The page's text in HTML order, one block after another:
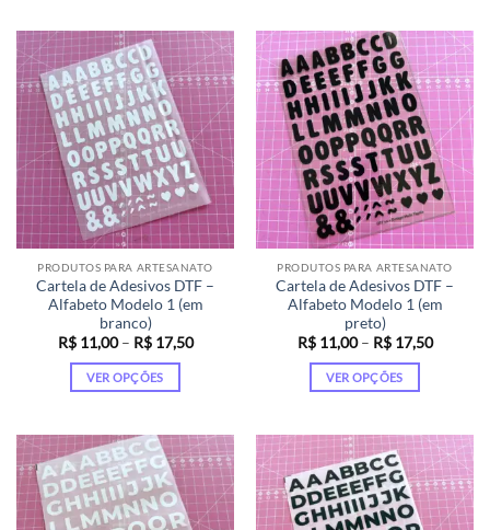
tem
várias
variantes.
As
opções
podem
ser
escolhidas
na
página
do
produto
tem
várias
variantes.
As
opções
podem
ser
escolhidas
na
página
do
produto
PRODUTOS PARA ARTESANATO
Cartela de Adesivos DTF –
Alfabeto Modelo 1 (em
branco)
R$11,00 – R$17,50Faixa
VER OPÇÕES
tem
várias
variantes.
As
PRODUTOS PARA ARTESANATO
Cartela de Adesivos DTF –
Alfabeto Modelo 1 (em
preto)
R$11,00 – R$17,50Faixa
VER OPÇÕES
tem
várias
variantes.
As